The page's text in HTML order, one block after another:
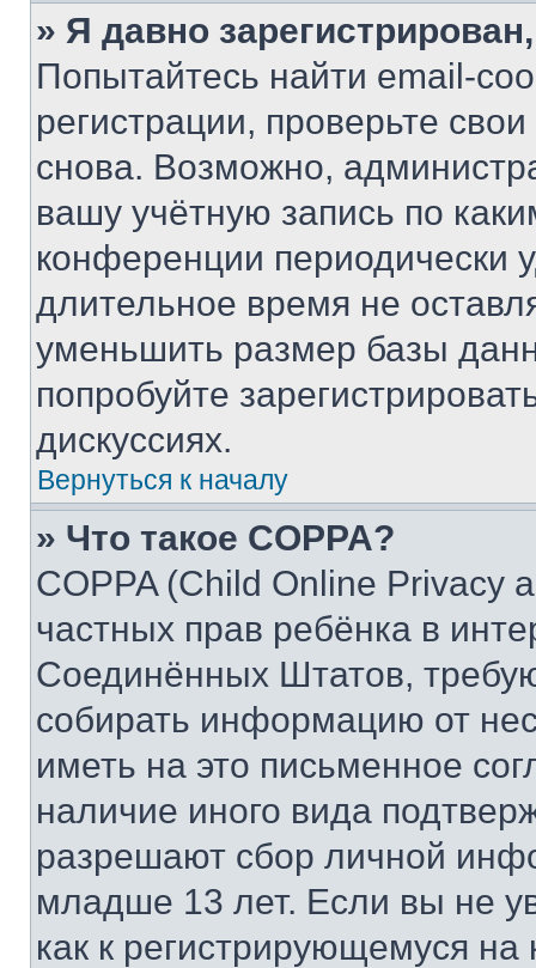
» Я давно
Попытайтесь найти email-
регистрации, проверьте
снова. Возможно,
вашу учётную запись по
конференции периодически
длительное время не
уменьшить размер базы
попробуйте
дискуссиях.
Вернуться к началу
» Что такое COPPA?
COPPA (Child Online Privacy
частных прав ребёнка в
Соединённых Штатов,
собирать информацию от
иметь на это письменное
наличие иного вида
разрешают сбор личной
младше 13 лет. Если вы не
как к регистрирующемуся